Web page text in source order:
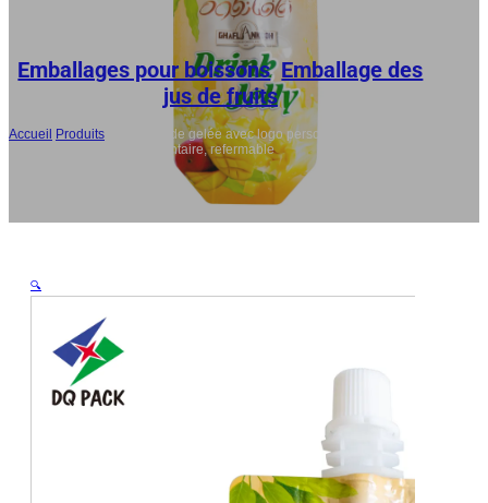
Emballages pour boissons,Emballage des
jus de fruits
Accueil Produits
Pochettes de gelée avec logo personnalisé :
Étanchéité de qualité alimentaire, refermable
🔍